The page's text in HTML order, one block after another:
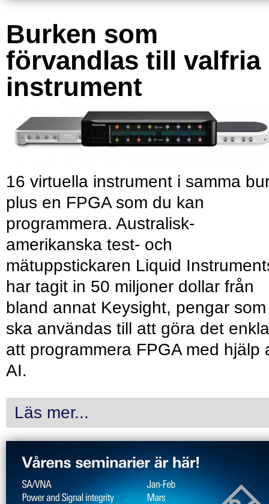
Burken som
förvandlas till valfria
instrument
16 virtuella instrument i samma
plus en FPGA som du kan
programmera. Australisk-
amerikanska test- och
mätuppstickaren Liquid
har tagit in 50 miljoner dollar från
bland annat Keysight, pengar som
ska användas till att göra det
att programmera FPGA med hjälp
AI.
Läs mer...